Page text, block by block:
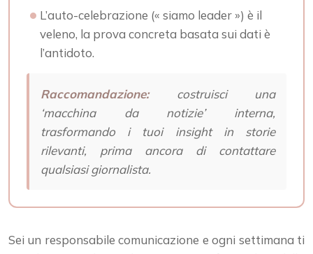
L’auto-celebrazione (« siamo leader ») è il
veleno, la prova concreta basata sui dati è
l’antidoto.
Raccomandazione:costruisci una
‘macchina da notizie’ interna,
trasformando i tuoi insight in storie
rilevanti, prima ancora di contattare
qualsiasi giornalista.
Sei un responsabile comunicazione e ogni settimana ti